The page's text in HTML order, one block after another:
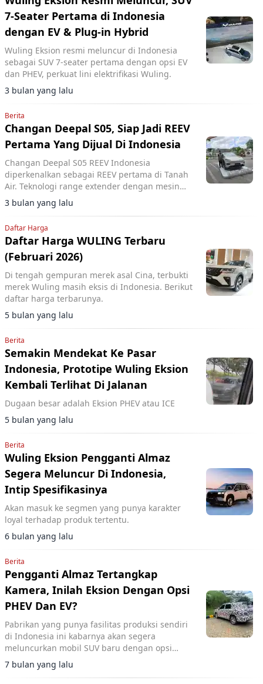
7-Seater Pertama di Indonesia
dengan EV & Plug-in Hybrid
Wuling Eksion resmi meluncur di Indonesia
sebagai SUV 7-seater pertama dengan opsi EV
dan PHEV, perkuat lini elektrifikasi Wuling.
3 bulan yang lalu
Berita
Changan Deepal S05, Siap Jadi REEV
Pertama Yang Dijual Di Indonesia
Changan Deepal S05 REEV Indonesia
diperkenalkan sebagai REEV pertama di Tanah
Air. Teknologi range extender dengan mesin
generator, baterai LFP 27,28 kWh, jangkauan
hingga 1.000 km.
3 bulan yang lalu
Daftar Harga
Daftar Harga WULING Terbaru
(Februari 2026)
Di tengah gempuran merek asal Cina, terbukti
merek Wuling masih eksis di Indonesia. Berikut
daftar harga terbarunya.
5 bulan yang lalu
Berita
Semakin Mendekat Ke Pasar
Indonesia, Prototipe Wuling Eksion
Kembali Terlihat Di Jalanan
Dugaan besar adalah Eksion PHEV atau ICE
5 bulan yang lalu
Berita
Wuling Eksion Pengganti Almaz
Segera Meluncur Di Indonesia,
Intip Spesifikasinya
Akan masuk ke segmen yang punya karakter
loyal terhadap produk tertentu.
6 bulan yang lalu
Berita
Pengganti Almaz Tertangkap
Kamera, Inilah Eksion Dengan Opsi
PHEV Dan EV?
Pabrikan yang punya fasilitas produksi sendiri
di Indonesia ini kabarnya akan segera
meluncurkan mobil SUV baru dengan opsi
PHEV dan EV
7 bulan yang lalu